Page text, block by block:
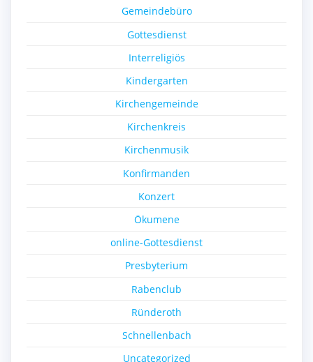
Gemeindebüro
Gottesdienst
Interreligiös
Kindergarten
Kirchengemeinde
Kirchenkreis
Kirchenmusik
Konfirmanden
Konzert
Ökumene
online-Gottesdienst
Presbyterium
Rabenclub
Ründeroth
Schnellenbach
Uncategorized